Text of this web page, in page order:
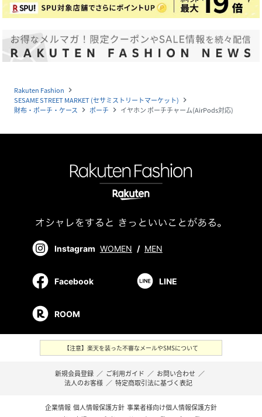
Rakuten Fashion navigate_next
SESAME STREET MARKET (セサミストリートマーケット) navigate_next
財布・ポーチ・ケース navigate_next ポーチ navigate_next イヤホン ポーチチャーム(AirPods対応)
Instagram WOMEN / MEN
Facebook LINE
ROOM
【注意】楽天を装った不審なメールやSMSについて
新規会員登録 ／ ご利用ガイド ／ お問い合わせ ／
法人のお客様 ／ 特定商取引法に基づく表記
企業情報 個人情報保護方針 事業者様向け個人情報保護方針